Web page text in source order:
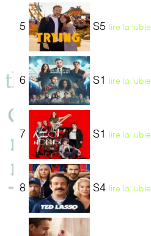
5 S5 lire la lubie
6 S1 lire la lubie
7 S1 lire la lubie
8 S4 lire la lubie